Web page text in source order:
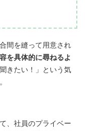
間を縫って用意され
を具体的に尋ねるよ
きたい！」という気
、社員のプライベー